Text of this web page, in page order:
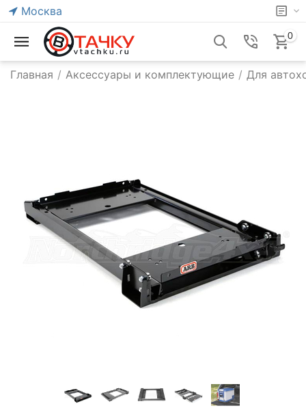
Москва
0
Главная / Аксессуары и комплектующие / Для